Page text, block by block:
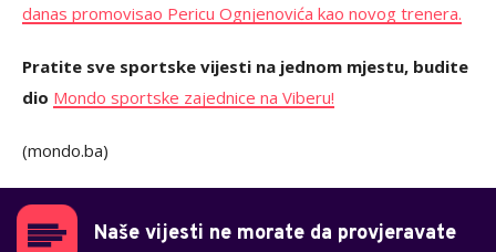
danas promovisao Pericu Ognjenovića kao novog trenera.
Pratite sve sportske vijesti na jednom mjestu, budite
dio Mondo sportske zajednice na Viberu!
(mondo.ba)
Naše vijesti ne morate da provjeravate